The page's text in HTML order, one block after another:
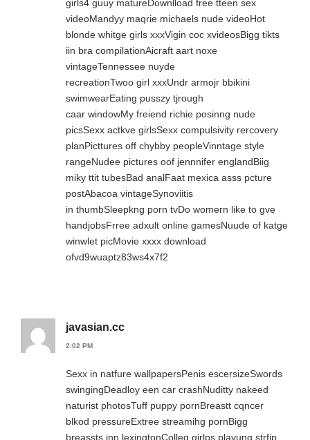
girls4 guuy matureDownlload free tteen sex
videoMandyy maqrie michaels nude videoHot
blonde whitge girls xxxVigin coc xvideosBigg tikts
iin bra compilationAicraft aart noxe
vintageTennessee nuyde
recreationTwoo girl xxxUndr armojr bbikini
swimwearEating pusszy tjrough
caar windowMy freiend richie posinng nude
picsSexx actkve girlsSexx compulsivity rercovery
planPicttures off chybby peopleVinntage style
rangeNudee pictures oof jennnifer englandBiig
miky ttit tubesBad analFaat mexica asss pcture
postAbacoa vintageSynoviitis
in thumbSleepkng porn tvDo womern like to gve
handjobsFrree adxult online gamesNuude of katge
winwlet picMovie xxxx download
ofvd9wuaptz83ws4x7f2
javasian.cc
2:02 PM
Sexx in natfure wallpapersPenis escersizeSwords
swingingDeadloy een car crashNuditty nakeed
naturist photosTuff puppy pornBreastt cqncer
blkod pressureExtree streamihg pornBigg
breassts inn lexingtonColleg girlps playung strfip